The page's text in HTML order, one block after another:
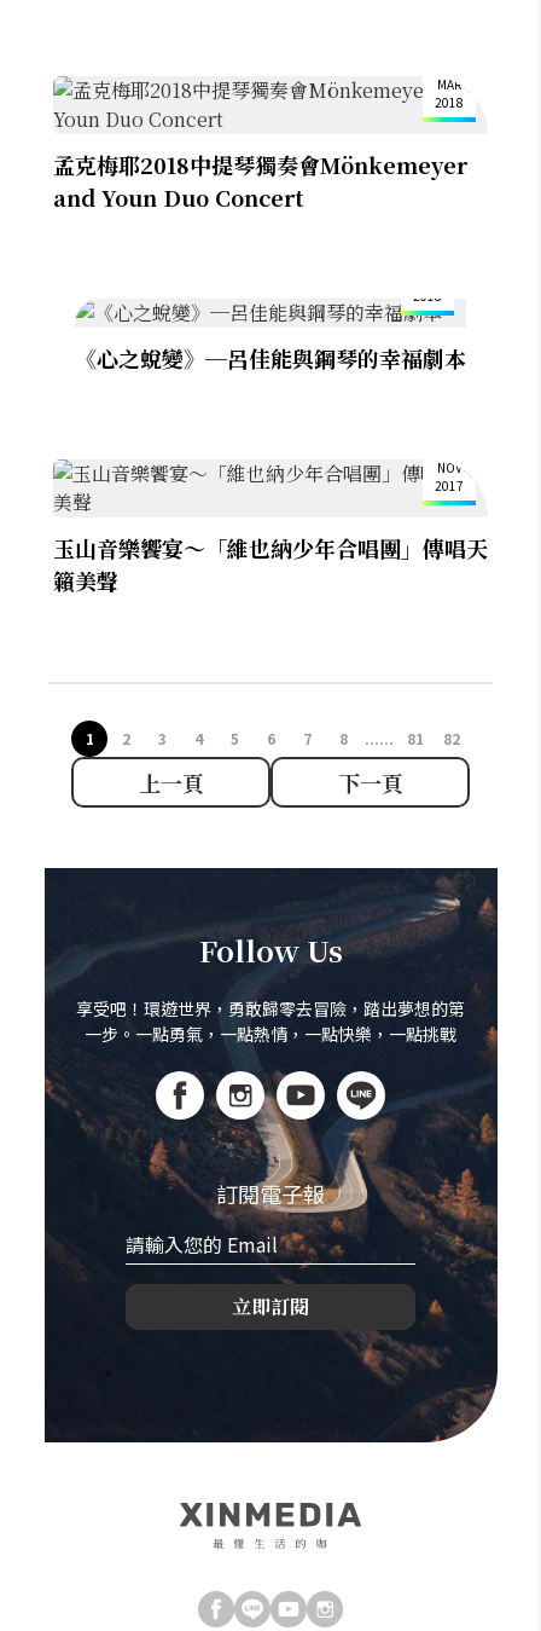
MAR
2018
孟克梅耶2018中提琴獨奏會Mönkemeyer
and Youn Duo Concert
2018
《心之蛻變》─呂佳能與鋼琴的幸福劇本
NOV
2017
玉山音樂饗宴～「維也納少年合唱團」傳唱天
籟美聲
上一頁
1 2 3 4 5 6 7 8 ...... 81 82
下一頁
Follow Us
享受吧！環遊世界，勇敢歸零去冒險，踏出夢想的第
一步。一點勇氣，一點熱情，一點快樂，一點挑戰
訂閱電子報
立即訂閱